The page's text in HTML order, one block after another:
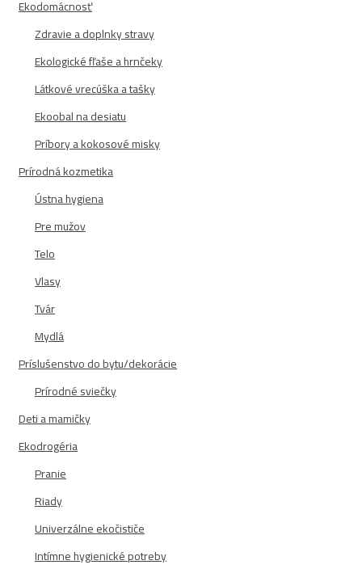
Ekodomácnosť
Zdravie a doplnky stravy
Ekologické fľaše a hrnčeky
Látkové vrecúška a tašky
Ekoobal na desiatu
Príbory a kokosové misky
Prírodná kozmetika
Ústna hygiena
Pre mužov
Telo
Vlasy
Tvár
Mydlá
Príslušenstvo do bytu/dekorácie
Prírodné sviečky
Deti a mamičky
Ekodrogéria
Pranie
Riady
Univerzálne ekočističe
Intímne hygienické potreby